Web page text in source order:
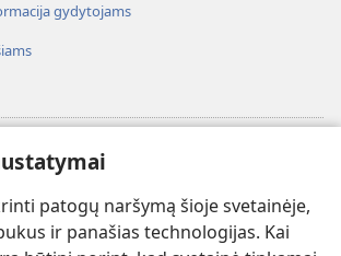
patogų naršymą šioje svetainėje,
ir panašias technologijas. Kai
gydytojams
INTERNETINĖ BIBLIOTEKA